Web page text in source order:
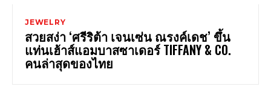
JEWELRY
สวยสง่า ‘ศรีริต้า เจนเซ่น ณรงค์เดช’ ขึ้น
แท่นเฮ้าส์แอมบาสซาเดอร์ TIFFANY & CO.
คนล่าสุดของไทย